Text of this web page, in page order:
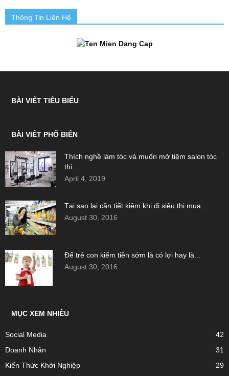
Thông Tin Liên Hệ
BÀI VIẾT TIÊU BIỂU
BÀI VIẾT PHỔ BIẾN
Thích nghề làm tóc và muốn mở tiệm salon tóc
thì...
April 4, 2019
Tại sao lại cần tiết kiệm khi đi siêu thị mua...
August 30, 2016
Để trẻ con kiếm tiền sớm là có lợi hay là...
August 30, 2016
MỤC XEM NHIỀU
Social Media
42
Doanh Nhân
31
Kiến Thức Khởi Nghiệp
29